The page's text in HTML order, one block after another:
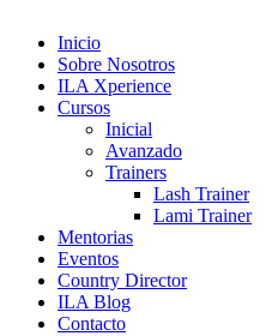
Inicio
Sobre Nosotros
ILA Xperience
Cursos
Inicial
Avanzado
Trainers
Lash Trainer
Lami Trainer
Mentorias
Eventos
Country Director
ILA Blog
Contacto